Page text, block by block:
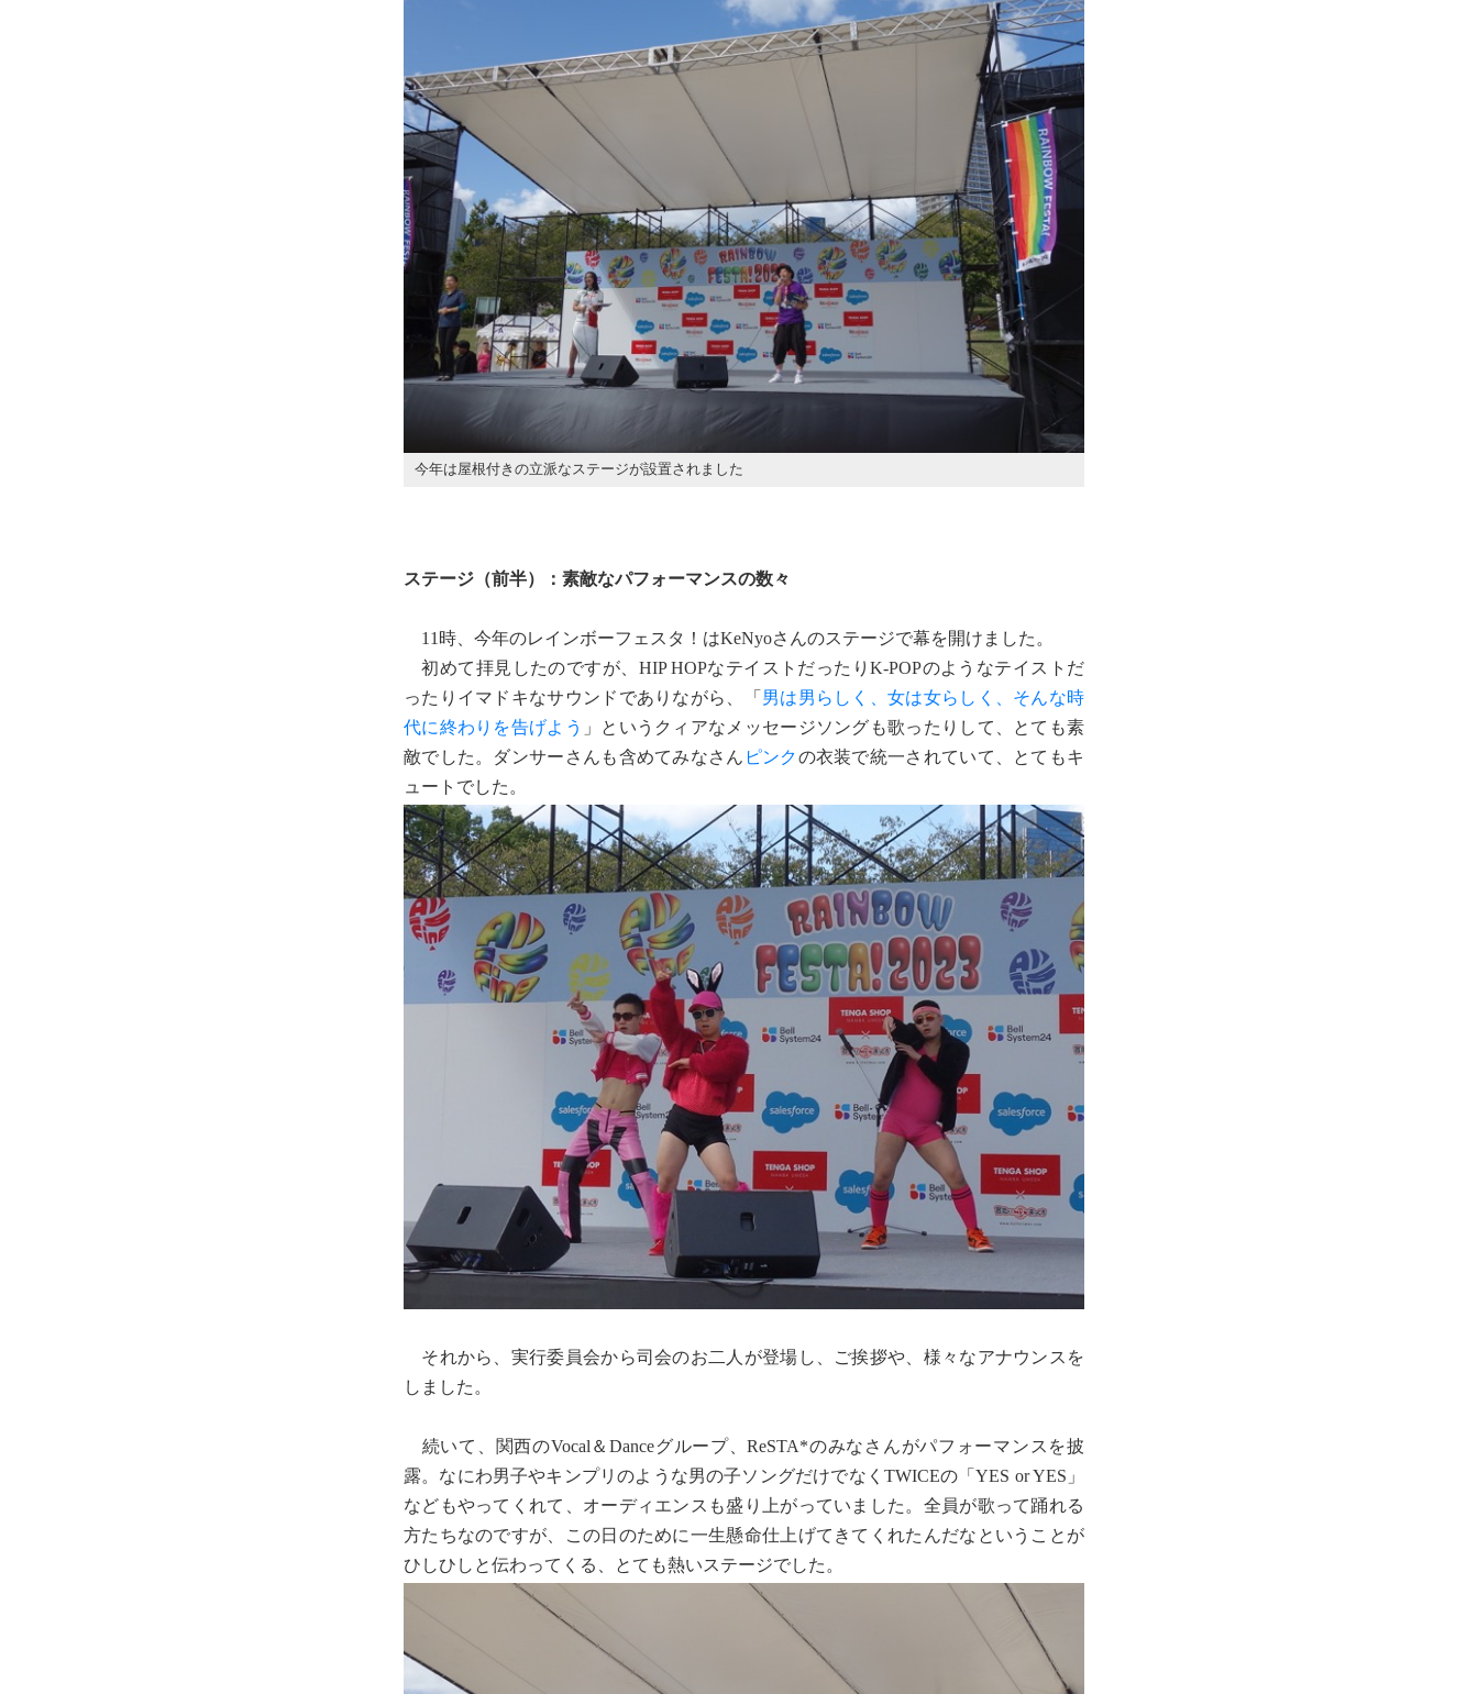
今年は屋根付きの立派なステージが設置されました
ステージ（前半）：素敵なパフォーマンスの数々
11時、今年のレインボーフェスタ！はKeNyoさんのステージで幕を開けました。
初めて拝見したのですが、HIP HOPなテイストだったりK-POPのようなテイストだ
ったりイマドキなサウンドでありながら、「 男は男らしく、女は女らしく、そんな時
代に終わりを告げよう 」というクィアなメッセージソングも歌ったりして、とても素
敵でした。ダンサーさんも含めてみなさん ピンクの衣装で統一されていて、とてもキ
ュートでした。
それから、実行委員会から司会のお二人が登場し、ご挨拶や、様々なアナウンスを
しました。
続いて、関西のVocal＆Danceグループ、ReSTA*のみなさんがパフォーマンスを披
露。なにわ男子やキンプリのような男の子ソングだけでなくTWICEの「YES or YES」
などもやってくれて、オーディエンスも盛り上がっていました。全員が歌って踊れる
方たちなのですが、この日のために一生懸命仕上げてきてくれたんだなということが
ひしひしと伝わってくる、とても熱いステージでした。